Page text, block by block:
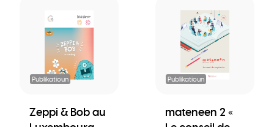
Publikatioun
Zeppi & Bob au
Publikatioun
mateneen 2 «